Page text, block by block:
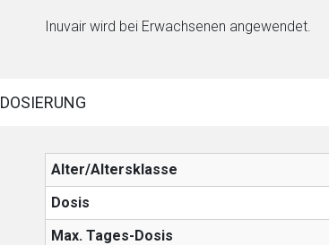
Inuvair wird bei Erwachsenen angewendet.
DOSIERUNG
Alter/Altersklasse
Dosis
Max. Tages-Dosis